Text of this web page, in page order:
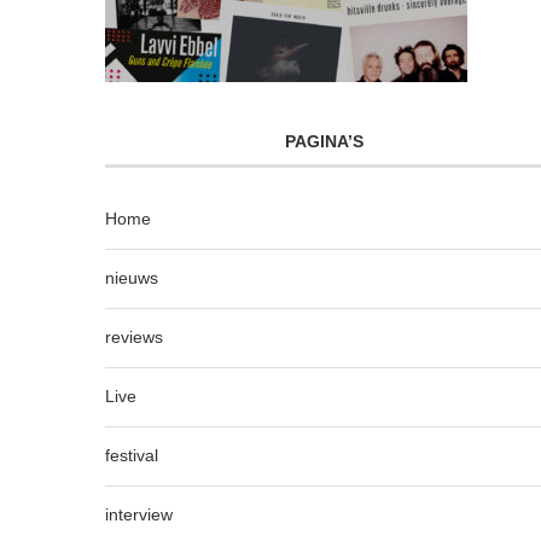
PAGINA’S
Home
nieuws
reviews
Live
festival
interview